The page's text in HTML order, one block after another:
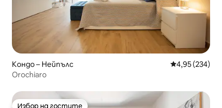
Кондо – Нейпълс Средна
4,95 (234)
Orochiaro
Избор на гостите